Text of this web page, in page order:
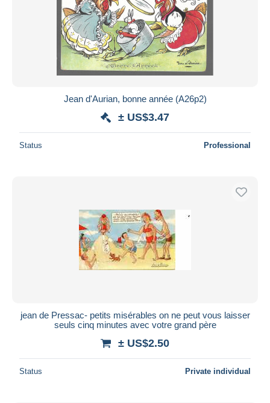
Jean d'Aurian, bonne année (A26p2)
± US$3.47
Status Professional
jean de Pressac- petits misérables on ne peut vous laisser
seuls cinq minutes avec votre grand père
± US$2.50
Status Private individual